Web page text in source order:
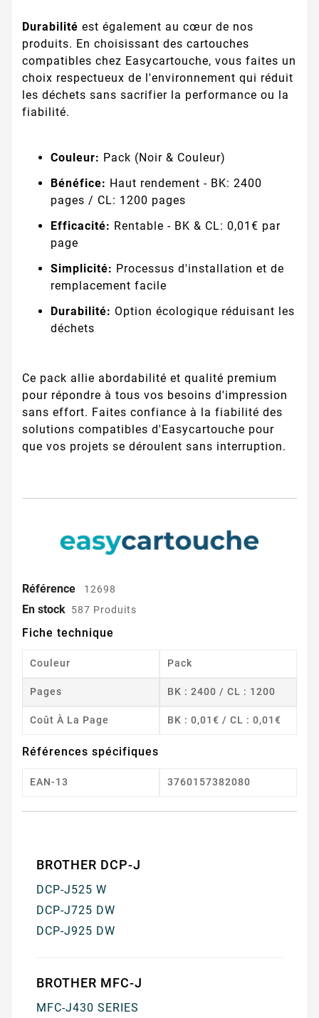
Durabilité est également au cœur de nos
produits. En choisissant des cartouches
compatibles chez Easycartouche, vous faites un
choix respectueux de l'environnement qui réduit
les déchets sans sacrifier la performance ou la
fiabilité.
Couleur: Pack (Noir & Couleur)
Bénéfice: Haut rendement - BK: 2400
pages / CL: 1200 pages
Efficacité: Rentable - BK & CL: 0,01€ par
page
Simplicité: Processus d'installation et de
remplacement facile
Durabilité: Option écologique réduisant les
déchets
Ce pack allie abordabilité et qualité premium
pour répondre à tous vos besoins d'impression
sans effort. Faites confiance à la fiabilité des
solutions compatibles d'Easycartouche pour
que vos projets se déroulent sans interruption.
Référence 12698
En stock 587 Produits
Fiche technique
Couleur Pack
Pages BK : 2400 / CL : 1200
Coût À La Page BK : 0,01€ / CL : 0,01€
Références spécifiques
EAN-13 3760157382080
BROTHER DCP-J
DCP-J525 W
DCP-J725 DW
DCP-J925 DW
BROTHER MFC-J
MFC-J430 SERIES